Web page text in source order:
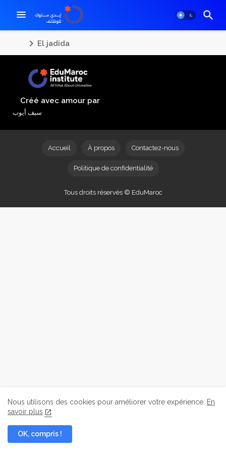
El jadida
Créé avec amour par
سيف أيوب
Tous droits réservés © EduMaroc
Accueil À propos Contactez-nous
Politique de confidentialité
Nous utilisons des cookies pour améliorer votre expérience. En
savoir plus
OK, compris !